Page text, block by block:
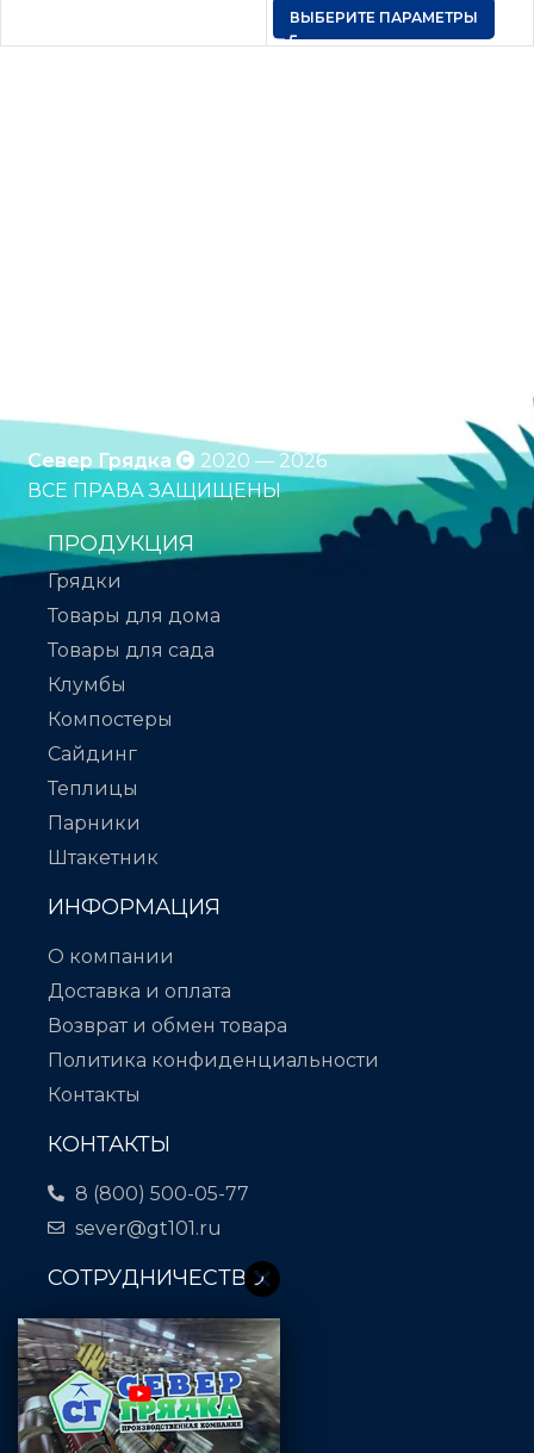
ВЫБЕРИТЕ ПАРАМЕТРЫ
Север Грядка
2020 — 2026
ВСЕ ПРАВА ЗАЩИЩЕНЫ
ПРОДУКЦИЯ
Грядки
Товары для дома
Товары для сада
Клумбы
Компостеры
Сайдинг
Теплицы
Парники
Штакетник
ИНФОРМАЦИЯ
О компании
Доставка и оплата
Возврат и обмен товара
Политика конфиденциальности
Контакты
КОНТАКТЫ
8 (800) 500-05-77
sever@gt101.ru
СОТРУДНИЧЕСТВО
Отдел закупок:
18@gt101.ru
Отдел кадров:
38@gt101.ru
Отдел логистики: